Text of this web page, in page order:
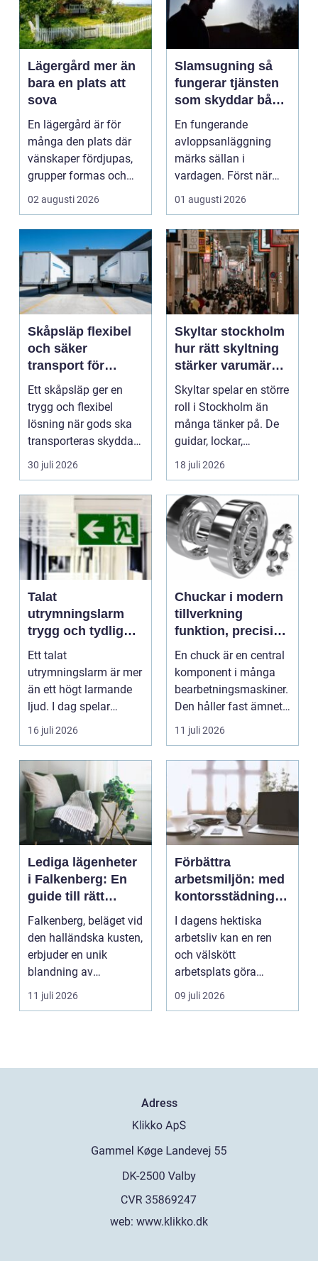
Lägergård mer än
bara en plats att
sova
En lägergård är för
många den plats där
vänskaper fördjupas,
grupper formas och
viktiga samtal får t...
02 augusti 2026
Slamsugning så
fungerar tjänsten
som skyddar både
hus och miljö
En fungerande
avloppsanläggning
märks sällan i
vardagen. Först när
brunnar svämmar över,
01 augusti 2026
Skåpsläp flexibel
och säker
transport för
företag och
privatpersoner
Ett skåpsläp ger en
trygg och flexibel
lösning när gods ska
transporteras skyddat
mot väder, insyn o...
30 juli 2026
Skyltar stockholm
hur rätt skyltning
stärker varumärket
i stadsmiljön
Skyltar spelar en större
roll i Stockholm än
många tänker på. De
guidar, lockar,
inspirerar och skap...
18 juli 2026
Talat
utrymningslarm
trygg och tydlig
vägledning vid kris
Ett talat
utrymningslarm är mer
än ett högt larmande
ljud. I dag spelar
tydliga
a...
16 juli 2026
Chuckar i modern
tillverkning
funktion, precision
och smarta val
En chuck är en central
komponent i många
bearbetningsmaskiner.
Den håller fast ämnet
eller verktyget...
11 juli 2026
Lediga lägenheter
i Falkenberg: En
guide till rätt
bostad för dig
Falkenberg, beläget vid
den halländska kusten,
erbjuder en unik
blandning av
naturskö...
11 juli 2026
Förbättra
arbetsmiljön: med
kontorsstädning i
Stockholm
I dagens hektiska
arbetsliv kan en ren
och välskött
arbetsplats göra
underverk fö...
09 juli 2026
Adress
web: www.klikko.dk